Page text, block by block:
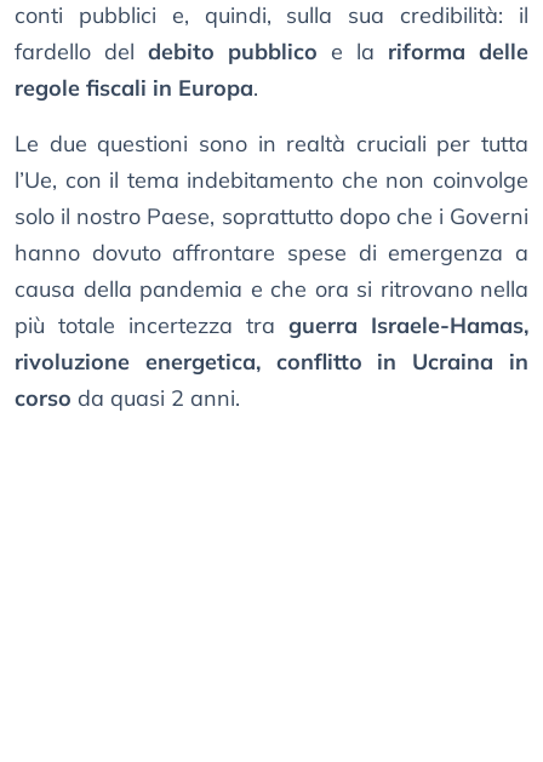
conti pubblici e, quindi, sulla sua credibilità: il
fardello del debito pubblico e la riforma delle
regole fiscali in Europa.
Le due questioni sono in realtà cruciali per tutta
l’Ue, con il tema indebitamento che non coinvolge
solo il nostro Paese, soprattutto dopo che i Governi
hanno dovuto affrontare spese di emergenza a
causa della pandemia e che ora si ritrovano nella
più totale incertezza tra guerra Israele-Hamas,
rivoluzione energetica, conflitto in Ucraina in
corso da quasi 2 anni.